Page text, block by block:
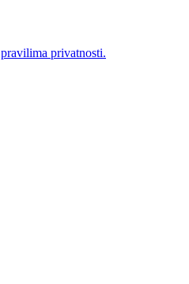
pravilima privatnosti.